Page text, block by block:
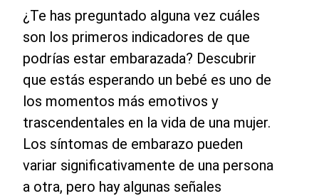
¿Te has preguntado alguna vez cuáles
son los primeros indicadores de que
podrías estar embarazada? Descubrir
que estás esperando un bebé es uno de
los momentos más emotivos y
trascendentales en la vida de una mujer.
Los síntomas de embarazo pueden
variar significativamente de una persona
a otra, pero hay algunas señales